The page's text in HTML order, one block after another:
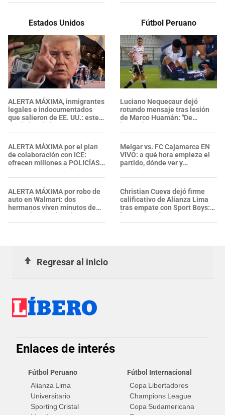
Estados Unidos
ALERTA MÁXIMA, inmigrantes
legales e indocumentados
que salieron de EE. UU.: este
es el plan de la
administración Trump para
RASTREARLOS Y COBRARLES
multas
ALERTA MÁXIMA por el plan
de colaboración con ICE:
ofrecen millones a POLICÍAS
LOCALES para ampliar las
DETENCIONES de inmigrantes
ALERTA MÁXIMA por robo de
auto en Walmart: dos
hermanos viven minutos de
angustia tras el asalto
Fútbol Peruano
Luciano Nequecaur dejó
rotundo mensaje tras lesión
de Marco Huamán: "De
bruto..."
Melgar vs. FC Cajamarca EN
VIVO: a qué hora empieza el
partido, dónde ver y
pronóstico
Christian Cueva dejó firme
calificativo de Alianza Lima
tras empate con Sport Boys:
"Un equipo..."
Regresar al inicio
Enlaces de interés
Fútbol Peruano
Alianza Lima
Universitario
Sporting Cristal
Fútbol Internacional
Copa Libertadores
Champions League
Copa Sudamericana